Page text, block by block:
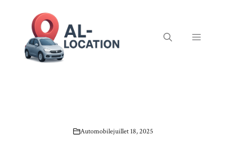
Menu
Automobilejuillet 18, 2025